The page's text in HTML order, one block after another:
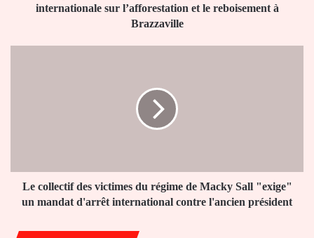
l’afforestation
internationale sur l’afforestation et le reboisement à
Brazzaville
Sall
"exige"
d'arrêt
Le collectif des victimes du régime de Macky Sall "exige"
un mandat d'arrêt international contre l'ancien président